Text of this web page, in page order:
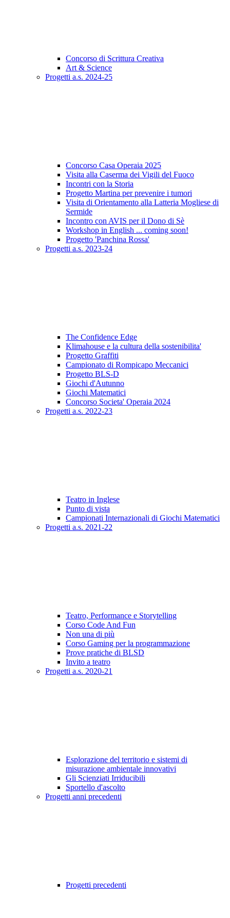
Concorso di Scrittura Creativa
Art & Science
Progetti a.s. 2024-25
Concorso Casa Operaia 2025
Visita alla Caserma dei Vigili del Fuoco
Incontri con la Storia
Progetto Martina per prevenire i tumori
Visita di Orientamento alla Latteria Mogliese di
Sermide
Incontro con AVIS per il Dono di Sè
Workshop in English ... coming soon!
Progetto 'Panchina Rossa'
Progetti a.s. 2023-24
The Confidence Edge
Klimahouse e la cultura della sostenibilita'
Progetto Graffiti
Campionato di Rompicapo Meccanici
Progetto BLS-D
Giochi d'Autunno
Giochi Matematici
Concorso Societa' Operaia 2024
Progetti a.s. 2022-23
Teatro in Inglese
Punto di vista
Campionati Internazionali di Giochi Matematici
Progetti a.s. 2021-22
Teatro, Performance e Storytelling
Corso Code And Fun
Non una di più
Corso Gaming per la programmazione
Prove pratiche di BLSD
Invito a teatro
Progetti a.s. 2020-21
Esplorazione del territorio e sistemi di
misurazione ambientale innovativi
Gli Scienziati Irriducibili
Sportello d'ascolto
Progetti anni precedenti
Progetti precedenti